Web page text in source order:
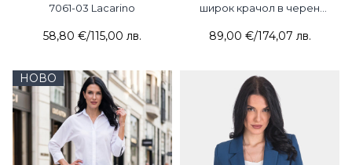
7061-03 Lacarino
58,80 €/115,00 лв.
широк крачол в черен
89,00 €/174,07 лв.
НОВО